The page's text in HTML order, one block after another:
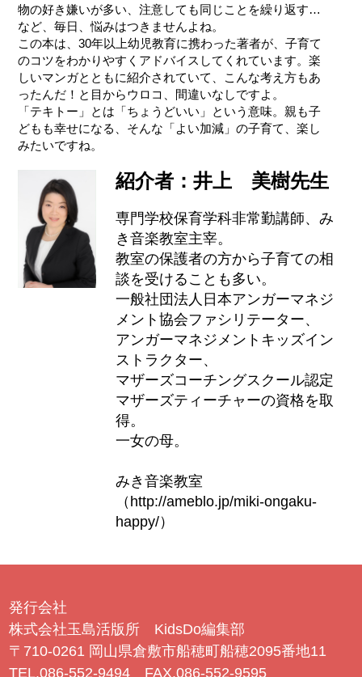
物の好き嫌いが多い、注意しても同じことを繰り返す…
など、毎日、悩みはつきませんよね。
この本は、30年以上幼児教育に携わった著者が、子育て
のコツをわかりやすくアドバイスしてくれています。楽
しいマンガとともに紹介されていて、こんな考え方もあ
ったんだ！と目からウロコ、間違いなしですよ。
「テキトー」とは「ちょうどいい」という意味。親も子
どもも幸せになる、そんな「よい加減」の子育て、楽し
みたいですね。
紹介者：井上 美樹先生
専門学校保育学科非常勤講師、み
き音楽教室主宰。
教室の保護者の方から子育ての相
談を受けることも多い。
一般社団法人日本アンガーマネジ
メント協会ファシリテーター、
アンガーマネジメントキッズイン
ストラクター、
マザーズコーチングスクール認定
マザーズティーチャーの資格を取
得。
一女の母。
みき音楽教室
（http://ameblo.jp/miki-ongaku-
happy/）
発行会社
株式会社玉島活版所 KidsDo編集部
〒710-0261 岡山県倉敷市船穂町船穂2095番地11
TEL.086-552-9494 FAX.086-552-9595